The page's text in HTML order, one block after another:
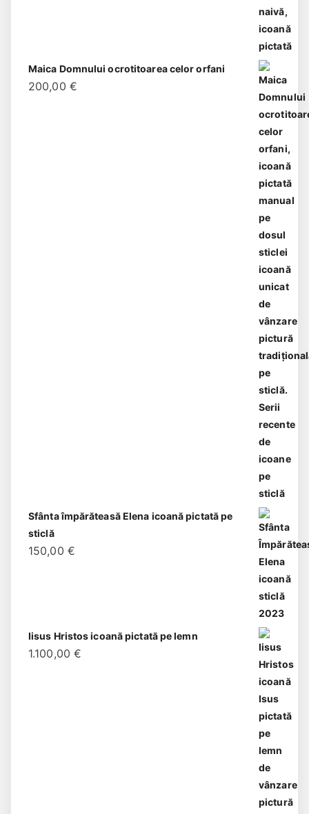
Maica Domnului ocrotitoarea celor orfani
200,00 €
Sfânta împărăteasă Elena icoană pictată pe
sticlă
150,00 €
Iisus Hristos icoană pictată pe lemn
1.100,00 €